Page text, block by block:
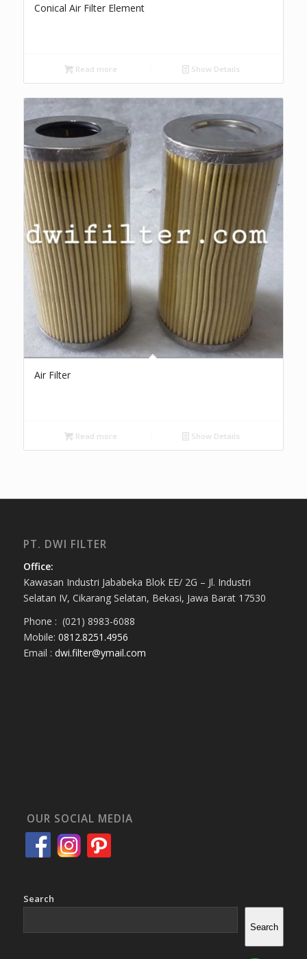
Conical Air Filter Element
Read more Show Details
Air Filter
Read more Show Details
PT. DWI FILTER
Office:
Kawasan Industri Jababeka Blok EE/ 2G – Jl. Industri
Selatan IV, Cikarang Selatan, Bekasi, Jawa Barat 17530
Phone : (021) 8983-6088
Mobile: 0812.8251.4956
Email : dwi.filter@ymail.com
OUR SOCIAL MEDIA
Search
Search